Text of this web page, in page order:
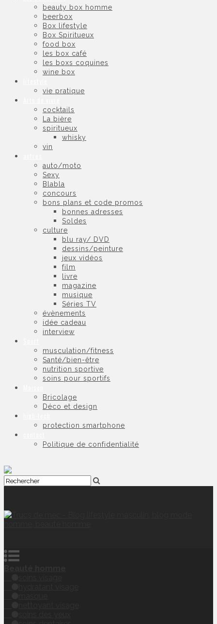
beauty box homme
beerbox
Box lifestyle
Box Spiritueux
food box
les box café
les boxs coquines
wine box
vie pratique
cocktails
La bière
spiritueux
whisky
vin
auto/moto
Sexy
Blabla
concours
bons plans et code promos
bonnes adresses
Soldes
culture
blu ray/ DVD
dessins/peinture
jeux vidéos
film
livre
magazine
musique
Séries TV
évènements
idée cadeau
interview
musculation/fitness
Santé/bien-être
nutrition sportive
soins pour sportifs
Bricolage
Déco et design
protection smartphone
Politique de confidentialité